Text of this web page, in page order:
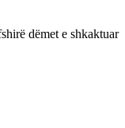
dëmet e shkaktuar